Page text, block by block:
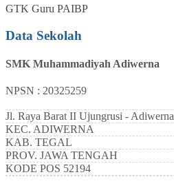
GTK Guru PAIBP
Data Sekolah
SMK Muhammadiyah Adiwerna
NPSN : 20325259
Jl. Raya Barat II Ujungrusi - Adiwerna
KEC. ADIWERNA
KAB. TEGAL
PROV. JAWA TENGAH
KODE POS 52194